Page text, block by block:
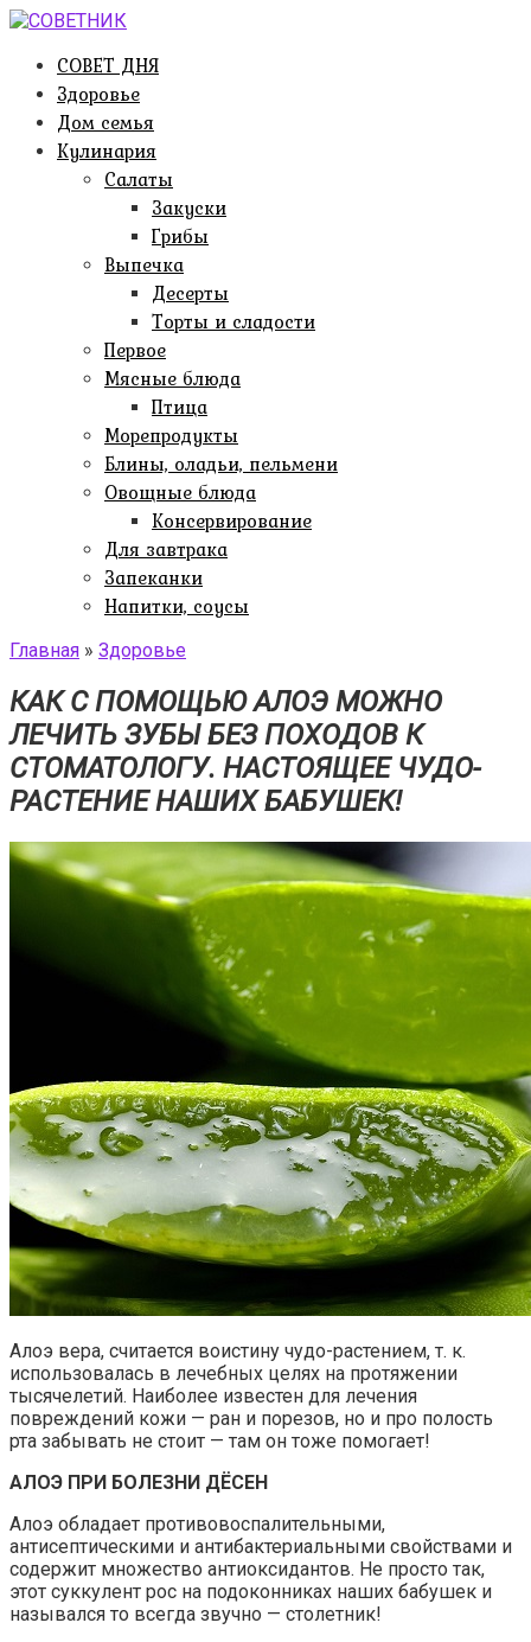
Перейти
контентуСОВЕТ ДНЯ
Здоровье
Дом семья
Кулинария
Салаты
Закуски
Грибы
Выпечка
Десерты
Торты и сладости
Первое
Мясные блюда
Птица
Морепродукты
Блины, оладьи, пельмени
Овощные блюда
Консервирование
Для завтрака
Запеканки
Напитки, соусы
Главная » Здоровье
КАК С ПОМОЩЬЮ АЛОЭ МОЖНО
ЛЕЧИТЬ ЗУБЫ БЕЗ ПОХОДОВ К
СТОМАТОЛОГУ. НАСТОЯЩЕЕ ЧУДО-
РАСТЕНИЕ НАШИХ БАБУШЕК!
Алоэ вера, считается воистину чудо-растением, т. к.
использовалась в лечебных целях на протяжении
тысячелетий. Наиболее известен для лечения
повреждений кожи — ран и порезов, но и про полость
рта забывать не стоит — там он тоже помогает!
АЛОЭ ПРИ БОЛЕЗНИ ДЁСЕН
Алоэ обладает противовоспалительными,
антисептическими и антибактериальными свойствами и
содержит множество антиоксидантов. Не просто так,
этот суккулент рос на подоконниках наших бабушек и
назывался то всегда звучно — столетник!